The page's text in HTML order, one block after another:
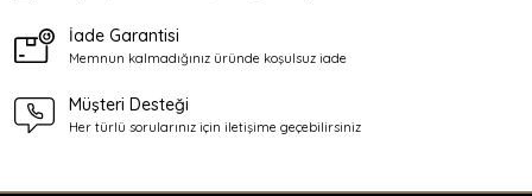
İade Garantisi
Memnun kalmadığınız üründe koşulsuz iade
Müşteri Desteği
Her türlü sorularınız için iletişime geçebilirsiniz